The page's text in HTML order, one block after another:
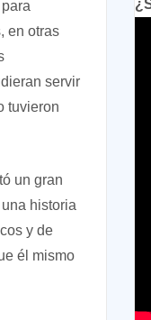
en otras
servir
tuvieron
un gran
historia
y de
él mismo